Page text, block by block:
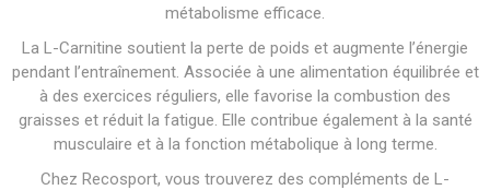
métabolisme efficace.
La L-Carnitine soutient la perte de poids et augmente l’énergie
pendant l’entraînement. Associée à une alimentation équilibrée et
à des exercices réguliers, elle favorise la combustion des
graisses et réduit la fatigue. Elle contribue également à la santé
musculaire et à la fonction métabolique à long terme.
Chez Recosport, vous trouverez des compléments de L-